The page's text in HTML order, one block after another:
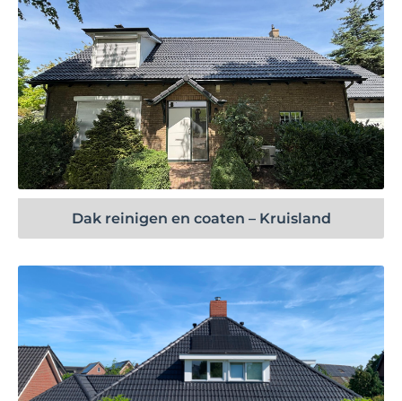
Bekijk project
Dak reinigen en coaten – Kruisland